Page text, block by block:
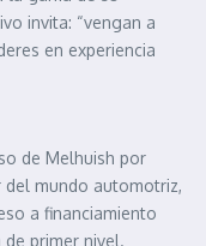
invita: “vengan a
en experiencia
de Melhuish por
del mundo automotriz,
a financiamiento
primer nivel.